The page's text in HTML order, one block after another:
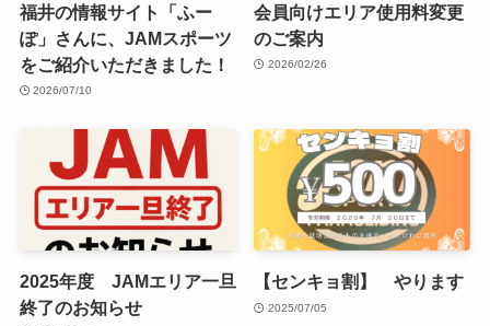
福井の情報サイト「ふー
ぽ」さんに、JAMスポーツ
をご紹介いただきました！
2026/07/10
会員向けエリア使用料変更
のご案内
2026/02/26
2025年度 JAMエリア一旦
終了のお知らせ
【センキョ割】 やります
2025/07/05